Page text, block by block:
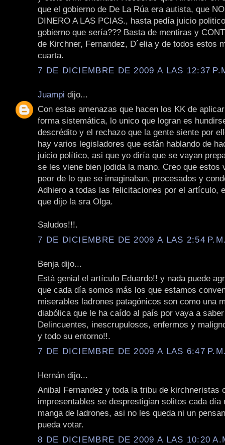
que el gobierno de De La Rúa era autista, que
DINERO A LAS PCIAS., hasta pedía juicio
gobierno que sería??? Basta de mentiras y
de Kirchner, Fernandez, D´elia y de todos estos
cuarta.
7 DE DICIEMBRE DE 2009 A LAS 12:37
Juampi dijo...
Con estas amenazas que hacen los KK de
forma sistemática, lo unico que logran es
descrédito y el rechazo que la gente siente por
hay varios legisladores que están hablando de
juicio político, asi que yo diría que se vayan
se les viene bien jodida la mano. Creo que estos
peor de lo que se imaginaban, procesados y
Adhiero a todas las felicitaciones por el artículo,
que dijo la sra Olga.
Saludos!!!.
7 DE DICIEMBRE DE 2009 A LAS 2:54
Benja dijo...
Está genial el artículo Eduardo!! y nada puede
que cada día somos más los que estamos
miserables ladrones patagónicos son como una
diabólica que le ha caído al país por vaya a
Delincuentes, inescrupulosos, enfermos y
y todo su entorno!!.
7 DE DICIEMBRE DE 2009 A LAS 6:47
Hernán dijo...
Anibal Fernandez y toda la tribu de kirchneristas
impresentables se desprestigian solitos cada día
manga de ladrones, asi no les queda ni un
pueda votar.
8 DE DICIEMBRE DE 2009 A LAS 10:20